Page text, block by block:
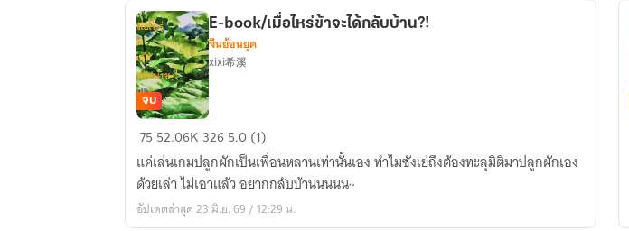
ขอ
งอ
วิ๋นถิง
E-
book/
เมื่อ
ไหร่
ข้า
จบ
E-book/เมื่อไหร่ข้าจะได้กลับบ้าน?!
จีนย้อนยุค
xixi希溪
75 52.06K 3265.0 (1)
แค่เล่นเกมปลูกผักเป็นเพื่อนหลานเท่านั้นเอง ทำไมซังเย่ถึงต้องทะลุมิติมาปลูกผักเอง
ด้วยเล่า ไม่เอาแล้ว อยากกลับบ้านนนนน~
อัปเดตล่าสุด 23 มิ.ย. 69 / 12:29 น.